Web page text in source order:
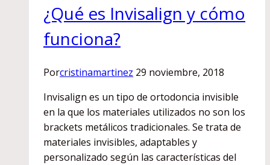
¿Qué es Invisalign y cómo
funciona?
Porcristinamartinez 29 noviembre, 2018
Invisalign es un tipo de ortodoncia invisible
en la que los materiales utilizados no son los
brackets metálicos tradicionales. Se trata de
materiales invisibles, adaptables y
personalizado según las características del